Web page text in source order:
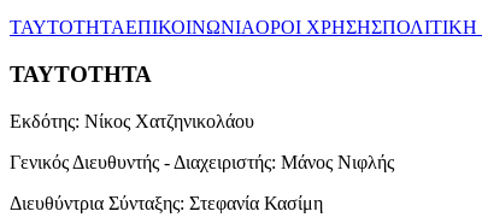
ΤΑΥΤΟΤΗΤΑΕΠΙΚΟΙΝΩΝΙΑΟΡΟΙ ΧΡΗΣΗΣ
ΤΑΥΤΟΤΗΤΑ
Εκδότης: Νίκος Χατζηνικολάου
Γενικός Διευθυντής - Διαχειριστής: Μάνος Νιφλής
Διευθύντρια Σύνταξης: Στεφανία Κασίμη